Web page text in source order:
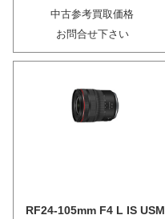
中古参考買取価格
お問合せ下さい
RF24-105mm F4 L IS USM